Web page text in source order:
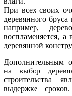
При всех своих
деревянного
например,
воспламеняется, а
деревянной
Дополнительным
на выбор
строительства
выдержке